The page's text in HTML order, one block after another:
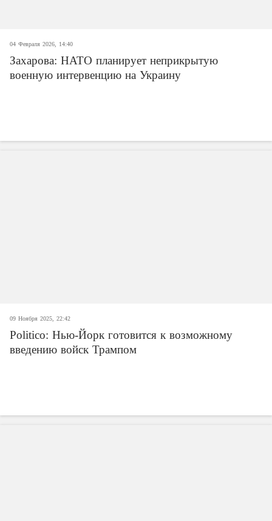
04 Февраля 2026, 14:40
Захарова: НАТО планирует неприкрытую
военную интервенцию на Украину
09 Ноября 2025, 22:42
Politico: Нью-Йорк готовится к возможному
введению войск Трампом